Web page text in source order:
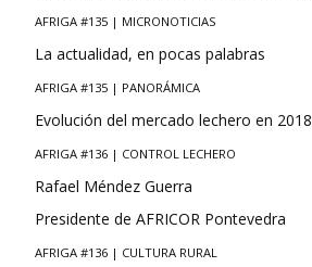
AFRIGA #135 | MICRONOTICIAS
La actualidad, en pocas palabras
AFRIGA #135 | PANORÁMICA
Evolución del mercado lechero en 2018
AFRIGA #136 | CONTROL LECHERO
Rafael Méndez Guerra
Presidente de AFRICOR Pontevedra
AFRIGA #136 | CULTURA RURAL